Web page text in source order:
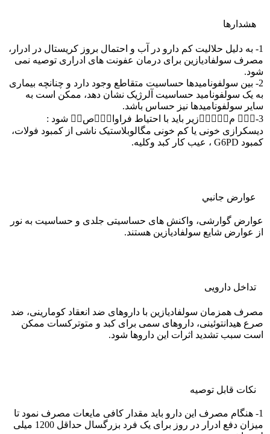
هشدارها
1- به دلیل حلالیت کم دارو در آب و احتمال بروز کریستال در ادرار،
مصرف سولفادیازین برای درمان عفونت های ادراری توصیه نمی
شود.
2- بین سولفونامیدها حساسیت متقاطع وجود دارد و چنانچه بیماری
به یک سولفونامید حساسیت آلرژیک نشان دهد، ممکن است به
سایر سولفونامیدها نیز حساس باشد.
3-￿￿￿ م￿￿￿￿￿زیر باید با احتیاط فراوا￿￿￿ص￿￿ شود :
دیسکرازی خونی یا کم خونی مگالوبلاستیک ناشی از کمبود فولات،
کمبود G6PD ، عیب کار کبد وکلیه.
عوارض جانبي
عوارض گوارشی، واکنش های حساسیتی جلدی و حساسیت به نور
از عوارض شایع سولفادیازین هستند.
تداخل دارویی
مصرف همزمان سولفادیازین با داروهای ضد انعقاد کومارینی، ضد
صرع هیدانتوئینی، داروهای سمی برای کبد و متوترکسات ممکن
است سبب تشدید اثرات این داروها شود.
نکات قابل توصيه
1- هنگام مصرف این دارو باید مقدار کافی مایعات مصرف نمود تا
میزان دفع ادرار در روز برای یک فرد بزرگسال حداقل 1200 میلی